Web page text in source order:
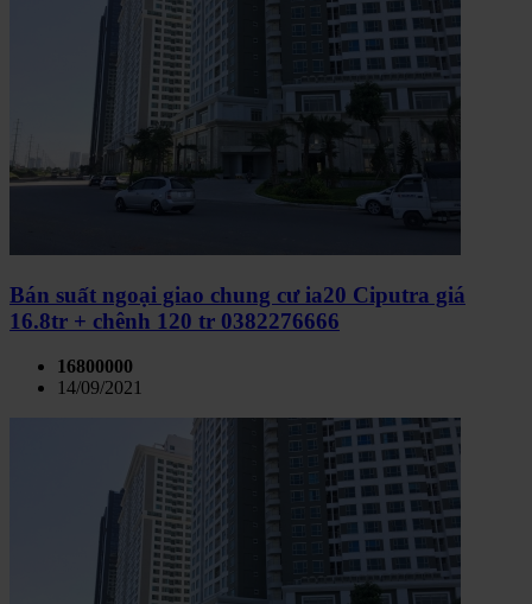
Bán suất ngoại giao chung cư ia20 Ciputra giá
16.8tr + chênh 120 tr 0382276666
16800000
14/09/2021